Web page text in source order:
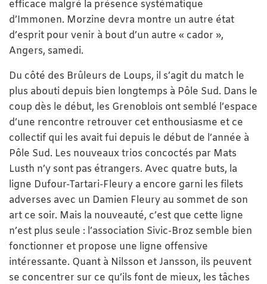
efficace malgré la présence systématique
d’Immonen. Morzine devra montre un autre état
d’esprit pour venir à bout d’un autre « cador »,
Angers, samedi.
Du côté des Brûleurs de Loups, il s’agit du match le
plus abouti depuis bien longtemps à Pôle Sud. Dans le
coup dès le début, les Grenoblois ont semblé l’espace
d’une rencontre retrouver cet enthousiasme et ce
collectif qui les avait fui depuis le début de l’année à
Pôle Sud. Les nouveaux trios concoctés par Mats
Lusth n’y sont pas étrangers. Avec quatre buts, la
ligne Dufour-Tartari-Fleury a encore garni les filets
adverses avec un Damien Fleury au sommet de son
art ce soir. Mais la nouveauté, c’est que cette ligne
n’est plus seule : l’association Sivic-Broz semble bien
fonctionner et propose une ligne offensive
intéressante. Quant à Nilsson et Jansson, ils peuvent
se concentrer sur ce qu’ils font de mieux, les tâches